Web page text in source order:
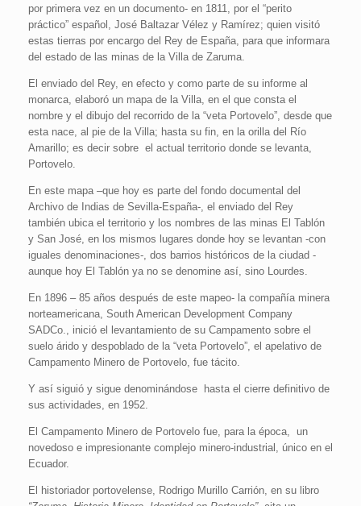
por primera vez en un documento- en 1811, por el “perito
práctico” español, José Baltazar Vélez y Ramírez; quien visitó
estas tierras por encargo del Rey de España, para que informara
del estado de las minas de la Villa de Zaruma.
El enviado del Rey, en efecto y como parte de su informe al
monarca, elaboró un mapa de la Villa, en el que consta el
nombre y el dibujo del recorrido de la “veta Portovelo”, desde que
esta nace, al pie de la Villa; hasta su fin, en la orilla del Río
Amarillo; es decir sobre el actual territorio donde se levanta,
Portovelo.
En este mapa –que hoy es parte del fondo documental del
Archivo de Indias de Sevilla-España-, el enviado del Rey
también ubica el territorio y los nombres de las minas El Tablón
y San José, en los mismos lugares donde hoy se levantan -con
iguales denominaciones-, dos barrios históricos de la ciudad -
aunque hoy El Tablón ya no se denomine así, sino Lourdes.
En 1896 – 85 años después de este mapeo- la compañía minera
norteamericana, South American Development Company
SADCo., inició el levantamiento de su Campamento sobre el
suelo árido y despoblado de la “veta Portovelo”, el apelativo de
Campamento Minero de Portovelo, fue tácito.
Y así siguió y sigue denominándose hasta el cierre definitivo de
sus actividades, en 1952.
El Campamento Minero de Portovelo fue, para la época, un
novedoso e impresionante complejo minero-industrial, único en el
Ecuador.
El historiador portovelense, Rodrigo Murillo Carrión, en su libro